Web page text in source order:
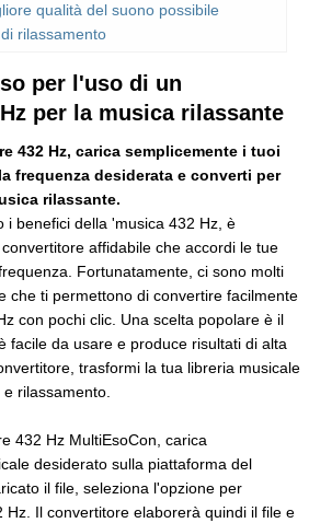
qualità del suono possibile
rilassamento
per l'uso di un
per la musica rilassante
432 Hz, carica semplicemente i tuoi
frequenza desiderata e converti per
rilassante.
i benefici della 'musica 432 Hz, è
affidabile che accordi le tue
Fortunatamente, ci sono molti
che ti permettono di convertire facilmente
con pochi clic. Una scelta popolare è il
facile da usare e produce risultati di alta
trasformi la tua libreria musicale
rilassamento.
432 Hz MultiEsoCon, carica
desiderato sulla piattaforma del
il file, seleziona l'opzione per
Hz. Il convertitore elaborerà quindi il file e